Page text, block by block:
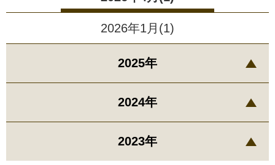
2026年1月(1)
2025年
2024年
2023年